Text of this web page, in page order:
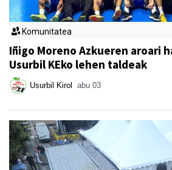
Komunitatea
Iñigo Moreno Azkueren aroari
Usurbil KEko lehen taldeak
Usurbil Kirol abu 03